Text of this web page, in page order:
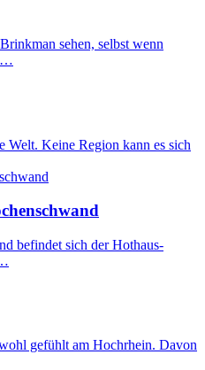
sehen, selbst wenn
Welt. Keine Region kann es sich
befindet sich der Hothaus-
gefühlt am Hochrhein. Davon